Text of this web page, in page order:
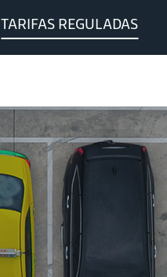
TARIFAS REGULADAS